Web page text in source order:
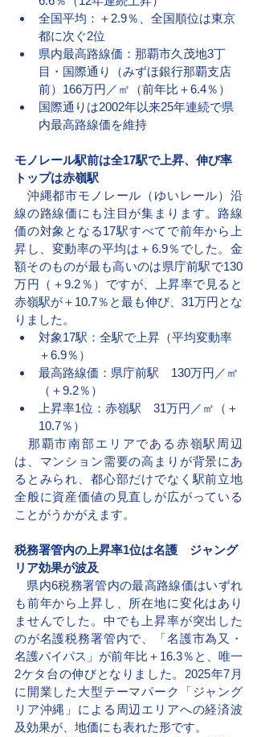
全国平均：＋2.9％、全国順位は東京
都に次ぐ2位
県内最高路線価：那覇市久茂地3丁
目・国際通り（みずほ銀行那覇支店
前）166万円／㎡（前年比＋6.4％）
国際通りは2002年以来25年連続で県
内最高路線価を維持
モノレール駅前は全17駅で上昇、伸び率
トップは赤嶺駅
沖縄都市モノレール（ゆいレール）沿
線の路線価にも注目が集まります。路線
価の対象となる17駅すべてで前年から上
昇し、変動率の平均は＋6.9％でした。金
額そのものが最も高いのは県庁前駅で130
万円（＋9.2％）ですが、上昇率で見ると
赤嶺駅が＋10.7％と最も伸び、31万円とな
りました。
対象17駅：全駅で上昇（平均変動率
＋6.9％）
最高路線価：県庁前駅　130万円／㎡
（＋9.2％）
上昇率1位：赤嶺駅　31万円／㎡（＋
10.7％）
那覇市南部エリアである赤嶺駅周辺
は、マンション需要の高まりが背景にあ
るとみられ、都心部だけでなく駅前立地
全般に資産価値の見直しが広がっている
ことがうかがえます。
税務署管内の上昇率1位は名護　ジャング
リア効果が波及
県内6税務署管内の最高路線価はいずれ
も前年から上昇し、所在地に変化はあり
ませんでした。中でも上昇率が突出した
のが名護税務署管内で、「名護市為又・
名護バイパス」が前年比＋16.3％と、唯一
2ケタ台の伸びとなりました。2025年7月
に開業した大型テーマパーク「ジャング
リア沖縄」による周辺エリアへの経済波
及効果が、地価にも表れた形です。